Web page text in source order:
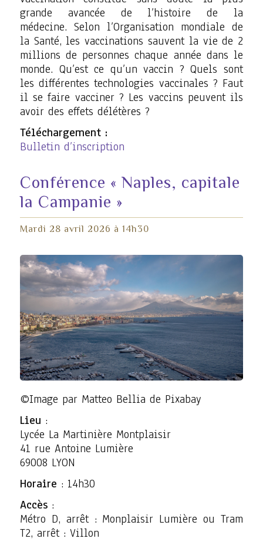
grande avancée de l’histoire de la
médecine. Selon l’Organisation mondiale de
la Santé, les vaccinations sauvent la vie de 2
millions de personnes chaque année dans le
monde. Qu’est ce qu’un vaccin ? Quels sont
les différentes technologies vaccinales ? Faut
il se faire vacciner ? Les vaccins peuvent ils
avoir des effets délétères ?
Téléchargement :
Bulletin d’inscription
Conférence « Naples, capitale
la Campanie »
Mardi 28 avril 2026 à 14h30
©Image par Matteo Bellia de Pixabay
Lieu :
Lycée La Martinière Montplaisir
41 rue Antoine Lumière
69008 LYON
Horaire : 14h30
Accès:
Métro D, arrêt : Monplaisir Lumière ou Tram
T2, arrêt : Villon